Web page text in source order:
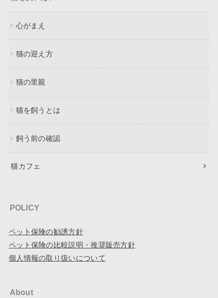
心がまえ
猫の迎え方
猫の里親
猫を飼うとは
飼う前の確認
猫カフェ
POLICY
ペット保険の勧誘方針
ペット保険の比較説明・推奨販売方針
個人情報の取り扱いについて
About